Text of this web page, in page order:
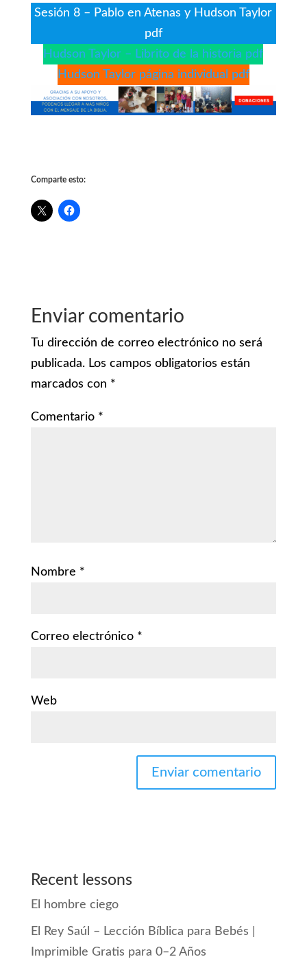
Sesión 8 – Pablo en Atenas y Hudson Taylor
pdf
Hudson Taylor – Librito de la historia pdf
Hudson Taylor página individual pdf
Comparte esto:
Enviar comentario
Tu dirección de correo electrónico no será
publicada. Los campos obligatorios están
marcados con *
Comentario *
Nombre *
Correo electrónico *
Web
Recent lessons
El hombre ciego
El Rey Saúl – Lección Bíblica para Bebés |
Imprimible Gratis para 0–2 Años